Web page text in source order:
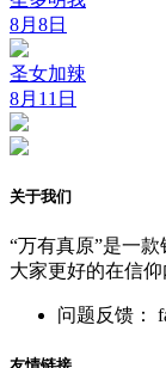
8月8日
圣女加辣
8月11日
关于我们
“万有真原”是一
大家更好的在信仰
问题反馈：